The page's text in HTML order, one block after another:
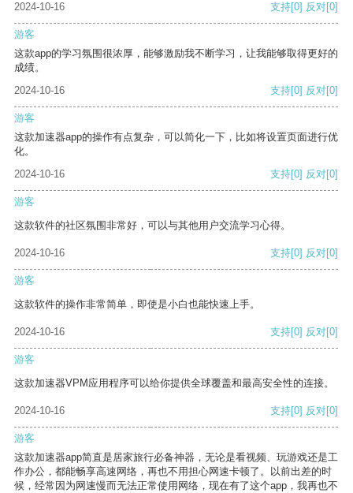
2024-10-16
支持[0] 反对[0]
游客
这款app的学习氛围很浓厚，能够激励我不断学习，让我能够取得更好的
成绩。
2024-10-16
支持[0] 反对[0]
游客
这款加速器app的操作有点复杂，可以简化一下，比如将设置页面进行优
化。
2024-10-16
支持[0] 反对[0]
游客
这款软件的社区氛围非常好，可以与其他用户交流学习心得。
2024-10-16 支持[0] 反对[0]
游客
这款软件的操作非常简单，即使是小白也能快速上手。
2024-10-16 支持[0] 反对[0]
游客
这款加速器VPM应用程序可以给你提供全球覆盖和最高安全性的连接。
2024-10-16 支持[0] 反对[0]
游客
这款加速器app简直是居家旅行必备神器，无论是看视频、玩游戏还是工
作办公，都能畅享高速网络，再也不用担心网速卡顿了。以前出差的时
候，经常因为网速慢而无法正常使用网络，现在有了这个app，我再也不